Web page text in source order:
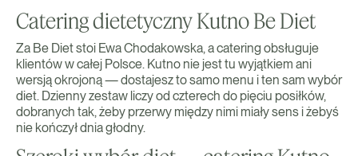
Catering dietetyczny Kutno Be Diet
Za Be Diet stoi Ewa Chodakowska, a catering obsługuje
klientów w całej Polsce. Kutno nie jest tu wyjątkiem ani
wersją okrojoną — dostajesz to samo menu i ten sam wybór
diet. Dzienny zestaw liczy od czterech do pięciu posiłków,
dobranych tak, żeby przerwy między nimi miały sens i żebyś
nie kończył dnia głodny.